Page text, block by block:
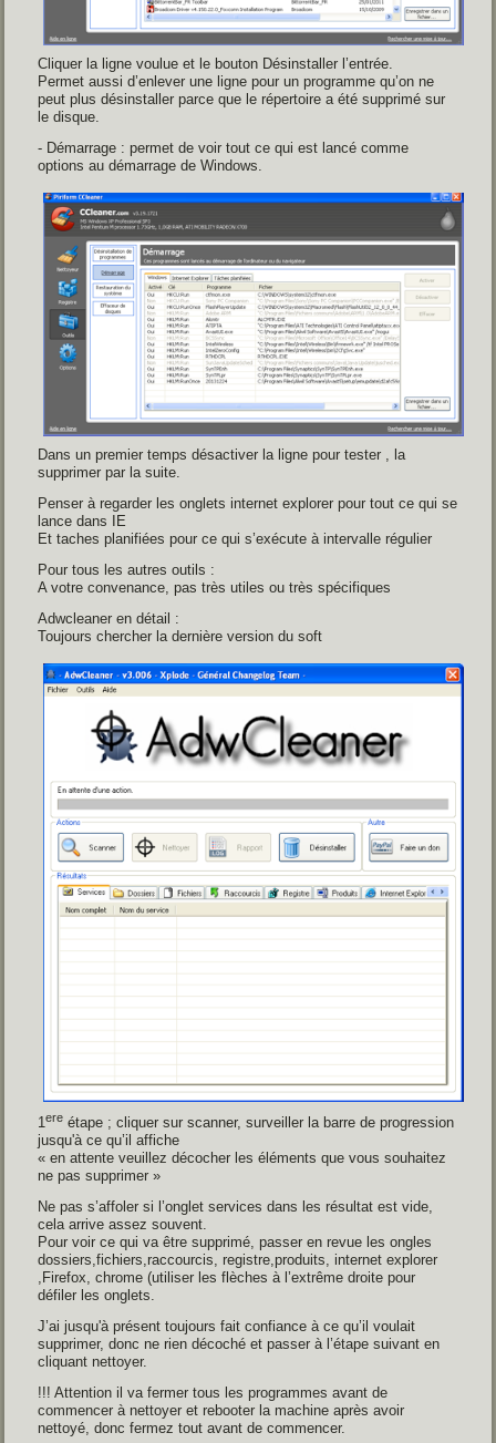
Cliquer la ligne voulue et le bouton Désinstaller l’entrée.
Permet aussi d’enlever une ligne pour un programme qu’on ne
peut plus désinstaller parce que le répertoire a été supprimé sur
le disque.
- Démarrage : permet de voir tout ce qui est lancé comme
options au démarrage de Windows.
Dans un premier temps désactiver la ligne pour tester , la
supprimer par la suite.
Penser à regarder les onglets internet explorer pour tout ce qui se
lance dans IE
Et taches planifiées pour ce qui s’exécute à intervalle régulier
Pour tous les autres outils :
A votre convenance, pas très utiles ou très spécifiques
Adwcleaner en détail :
Toujours chercher la dernière version du soft
1ere étape ; cliquer sur scanner, surveiller la barre de progression
jusqu'à ce qu’il affiche
« en attente veuillez décocher les éléments que vous souhaitez
ne pas supprimer »
Ne pas s’affoler si l’onglet services dans les résultat est vide,
cela arrive assez souvent.
Pour voir ce qui va être supprimé, passer en revue les ongles
dossiers,fichiers,raccourcis, registre,produits, internet explorer
,Firefox, chrome (utiliser les flèches à l’extrême droite pour
défiler les onglets.
J’ai jusqu'à présent toujours fait confiance à ce qu’il voulait
supprimer, donc ne rien décoché et passer à l’étape suivant en
cliquant nettoyer.
!!! Attention il va fermer tous les programmes avant de
commencer à nettoyer et rebooter la machine après avoir
nettoyé, donc fermez tout avant de commencer.